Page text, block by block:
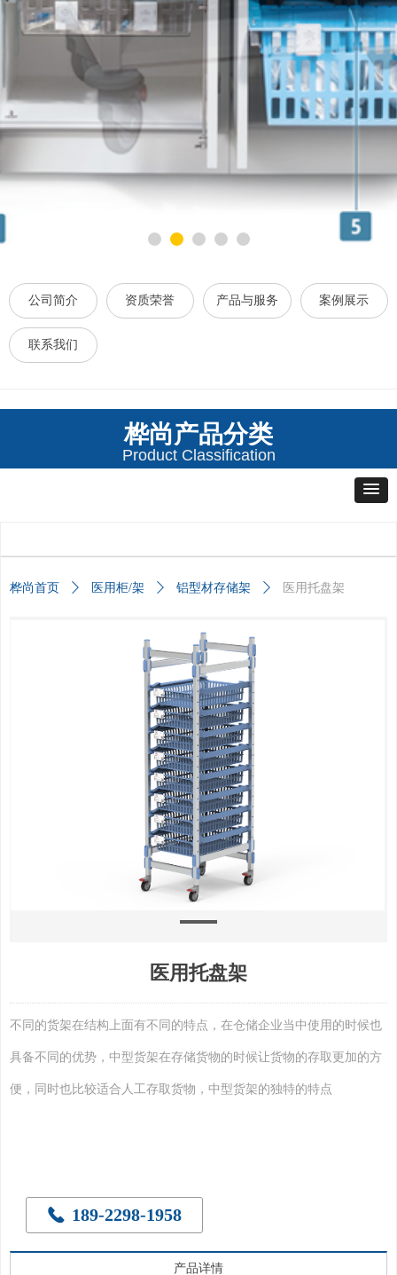
医用托盘架
不同的货架在结构上面有不同的特点，在仓储企业当中使用的时候也
具备不同的优势，中型货架在存储货物的时候让货物的存取更加的方
便，同时也比较适合人工存取货物，中型货架的独特的特点
桦尚首页 ꄲ 医用柜/架 ꄲ 铝型材存储架 ꄲ 医用托盘架
끅 189-2298-1958
产品详情
公司简介 资质荣誉 产品与服务 案例展示
联系我们
桦尚产品分类
Product Classification